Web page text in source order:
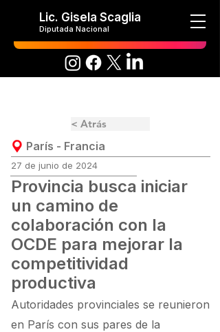
Lic. Gisela Scaglia
Diputada Nacional
< Atrás
París - Francia
27 de junio de 2024
Provincia busca iniciar
un camino de
colaboración con la
OCDE para mejorar la
competitividad
productiva
Autoridades provinciales se reunieron
en París con sus pares de la